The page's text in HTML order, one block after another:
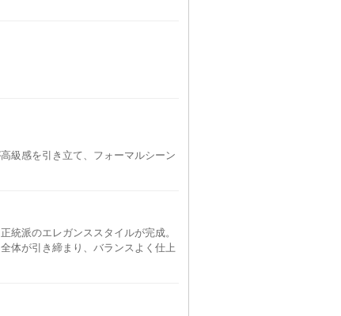
級感を引き立て、フォーマルシーン
統派のエレガンススタイルが完成。
体が引き締まり、バランスよく仕上